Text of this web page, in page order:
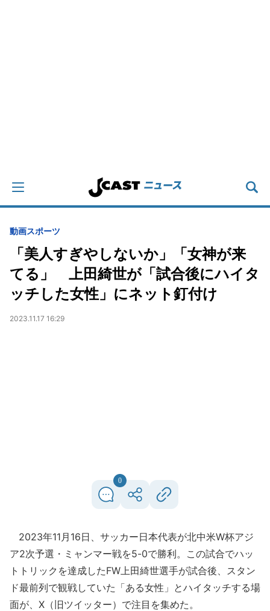
動画スポーツ
「美人すぎやしないか」「女神が来
てる」 上田綺世が「試合後にハイタ
ッチした女性」にネット釘付け
2023.11.17 16:29
0
2023年11月16日、サッカー日本代表が北中米W杯アジ
ア2次予選・ミャンマー戦を5-0で勝利。この試合でハッ
トトリックを達成したFW上田綺世選手が試合後、スタン
ド最前列で観戦していた「ある女性」とハイタッチする場
面が、X（旧ツイッター）で注目を集めた。